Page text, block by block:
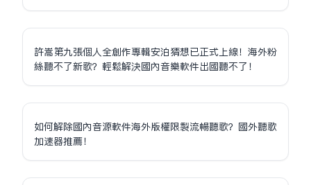
許嵩第九張個人全創作專輯安泊猜想已正式上線！海外粉
絲聽不了新歌？輕鬆解決國內音樂軟件出國聽不了！
如何解除國內音源軟件海外版權限制流暢聽歌？國外聽歌
加速器推薦！